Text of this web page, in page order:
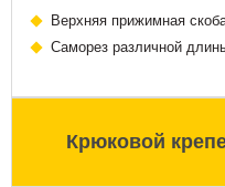
Верхняя прижимная
Саморез различной
Крюковой